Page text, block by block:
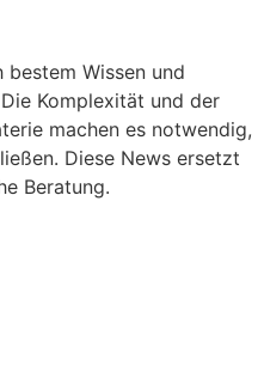
Wissen und
Komplexität und der
machen es notwendig,
Diese News ersetzt
Beratung.